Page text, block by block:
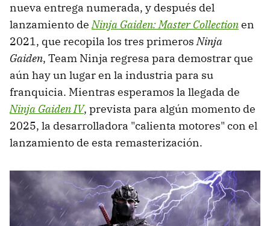
nueva entrega numerada, y después del
lanzamiento deNinja Gaiden: Master Collectionen
2021, que recopila los tres primerosNinja
Gaiden, Team Ninja regresa para demostrar que
aún hay un lugar en la industria para su
franquicia. Mientras esperamos la llegada de
Ninja Gaiden IV, prevista para algún momento de
2025, la desarrolladora "calienta motores" con el
lanzamiento de esta remasterización.